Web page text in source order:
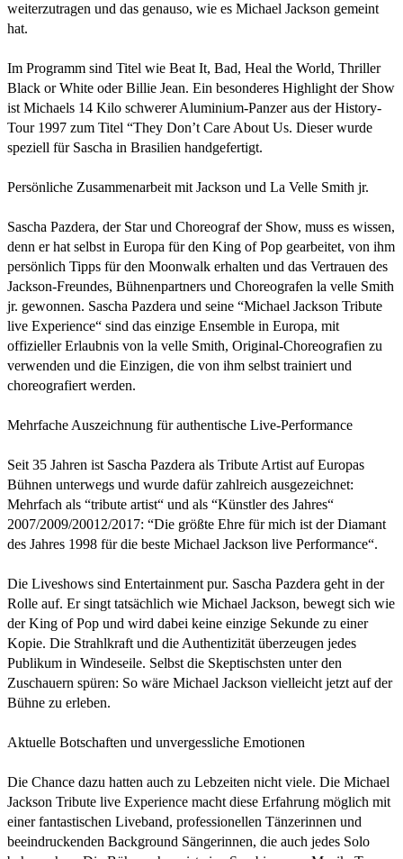
weiterzutragen und das genauso, wie es Michael Jackson gemeint
hat.
Im Programm sind Titel wie Beat It, Bad, Heal the World, Thriller
Black or White oder Billie Jean. Ein besonderes Highlight der Show
ist Michaels 14 Kilo schwerer Aluminium-Panzer aus der History-
Tour 1997 zum Titel “They Don’t Care About Us. Dieser wurde
speziell für Sascha in Brasilien handgefertigt.
Persönliche Zusammenarbeit mit Jackson und La Velle Smith jr.
Sascha Pazdera, der Star und Choreograf der Show, muss es wissen,
denn er hat selbst in Europa für den King of Pop gearbeitet, von ihm
persönlich Tipps für den Moonwalk erhalten und das Vertrauen des
Jackson-Freundes, Bühnenpartners und Choreografen la velle Smith
jr. gewonnen. Sascha Pazdera und seine “Michael Jackson Tribute
live Experience“ sind das einzige Ensemble in Europa, mit
offizieller Erlaubnis von la velle Smith, Original-Choreografien zu
verwenden und die Einzigen, die von ihm selbst trainiert und
choreografiert werden.
Mehrfache Auszeichnung für authentische Live-Performance
Seit 35 Jahren ist Sascha Pazdera als Tribute Artist auf Europas
Bühnen unterwegs und wurde dafür zahlreich ausgezeichnet:
Mehrfach als “tribute artist“ und als “Künstler des Jahres“
2007/2009/20012/2017: “Die größte Ehre für mich ist der Diamant
des Jahres 1998 für die beste Michael Jackson live Performance“.
Die Liveshows sind Entertainment pur. Sascha Pazdera geht in der
Rolle auf. Er singt tatsächlich wie Michael Jackson, bewegt sich wie
der King of Pop und wird dabei keine einzige Sekunde zu einer
Kopie. Die Strahlkraft und die Authentizität überzeugen jedes
Publikum in Windeseile. Selbst die Skeptischsten unter den
Zuschauern spüren: So wäre Michael Jackson vielleicht jetzt auf der
Bühne zu erleben.
Aktuelle Botschaften und unvergessliche Emotionen
Die Chance dazu hatten auch zu Lebzeiten nicht viele. Die Michael
Jackson Tribute live Experience macht diese Erfahrung möglich mit
einer fantastischen Liveband, professionellen Tänzerinnen und
beeindruckenden Background Sängerinnen, die auch jedes Solo